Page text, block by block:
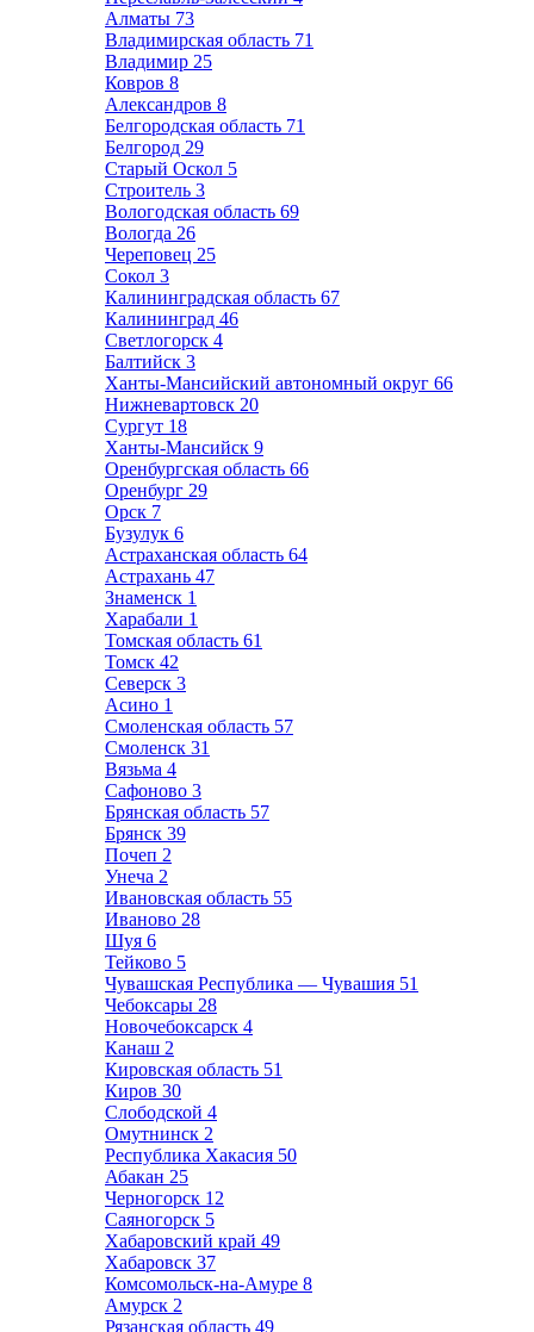
Алматы 73
Владимирская область 71
Владимир 25
Ковров 8
Александров 8
Белгородская область 71
Белгород 29
Старый Оскол 5
Строитель 3
Вологодская область 69
Вологда 26
Череповец 25
Сокол 3
Калининградская область 67
Калининград 46
Светлогорск 4
Балтийск 3
Ханты-Мансийский автономный округ 66
Нижневартовск 20
Сургут 18
Ханты-Мансийск 9
Оренбургская область 66
Оренбург 29
Орск 7
Бузулук 6
Астраханская область 64
Астрахань 47
Знаменск 1
Харабали 1
Томская область 61
Томск 42
Северск 3
Асино 1
Смоленская область 57
Смоленск 31
Вязьма 4
Сафоново 3
Брянская область 57
Брянск 39
Почеп 2
Унеча 2
Ивановская область 55
Иваново 28
Шуя 6
Тейково 5
Чувашская Республика — Чувашия 51
Чебоксары 28
Новочебоксарск 4
Канаш 2
Кировская область 51
Киров 30
Слободской 4
Омутнинск 2
Республика Хакасия 50
Абакан 25
Черногорск 12
Саяногорск 5
Хабаровский край 49
Хабаровск 37
Комсомольск-на-Амуре 8
Амурск 2
Рязанская область 49